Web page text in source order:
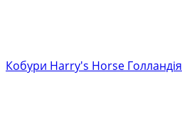
Кобури Harry's Horse Голландія